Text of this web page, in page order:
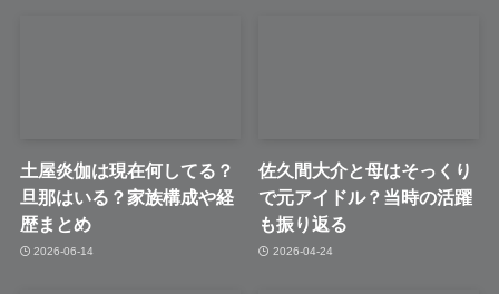
土屋炎伽は現在何してる？
旦那はいる？家族構成や経
歴まとめ
2026-06-14
佐久間大介と母はそっくり
で元アイドル？当時の活躍
も振り返る
2026-04-24